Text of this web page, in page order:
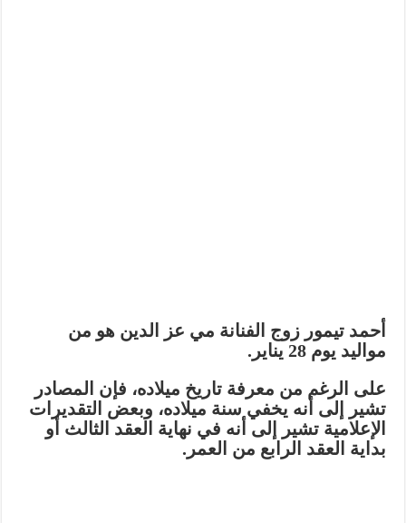
أحمد تيمور زوج الفنانة مي عز الدين هو من
مواليد يوم28 يناير
.
على الرغم من معرفة تاريخ ميلاده، فإن المصادر
تشير إلى أنه يخفي سنة ميلاده، وبعض التقديرات
الإعلامية تشير إلى أنه في نهاية العقد الثالث أو
بداية العقد الرابع من العمر .